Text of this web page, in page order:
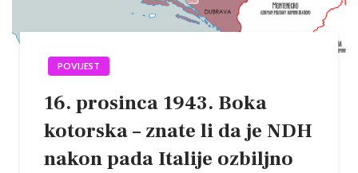
POVIJEST
16. prosinca 1943. Boka
kotorska – znate li da je NDH
nakon pada Italije ozbiljno